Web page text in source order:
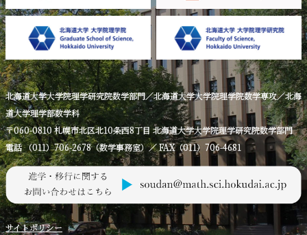
北海道大学大学院理学研究院数学部門／北海道大学大学院理学院数学専攻／北海
道大学理学部数学科
〒060-0810 札幌市北区北10条西8丁目 北海道大学大学院理学研究院数学部門
電話 （011）706-2678（数学事務室）／ FAX（011）706-4681
サイトポリシー